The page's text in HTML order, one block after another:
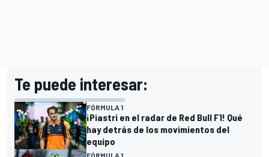
Te puede interesar:
FÓRMULA 1
¡Piastri en el radar de Red Bull F1! Qué
hay detrás de los movimientos del
equipo